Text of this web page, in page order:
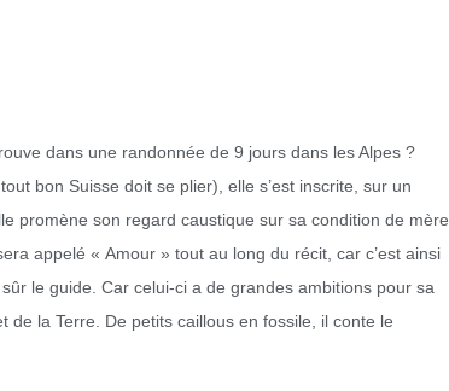
dans une randonnée de 9 jours dans les Alpes ?
bon Suisse doit se plier), elle s’est inscrite, sur un
promène son regard caustique sur sa condition de mère
appelé « Amour » tout au long du récit, car c’est ainsi
le guide. Car celui-ci a de grandes ambitions pour sa
de la Terre. De petits caillous en fossile, il conte le